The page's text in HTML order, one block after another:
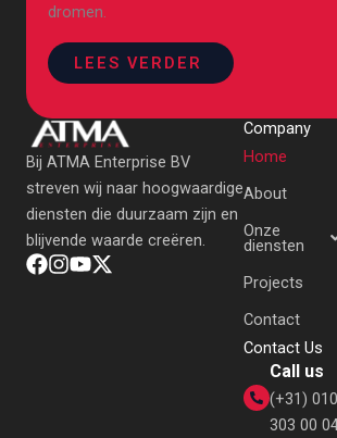
dromen.
LEES VERDER
Bij ATMA Enterprise BV
streven wij naar hoogwaardige
diensten die duurzaam zijn en
blijvende waarde creëren.
Company
Home
About
Onze
diensten
Projects
Contact
Contact Us
Call us
(+31) 010
303 00